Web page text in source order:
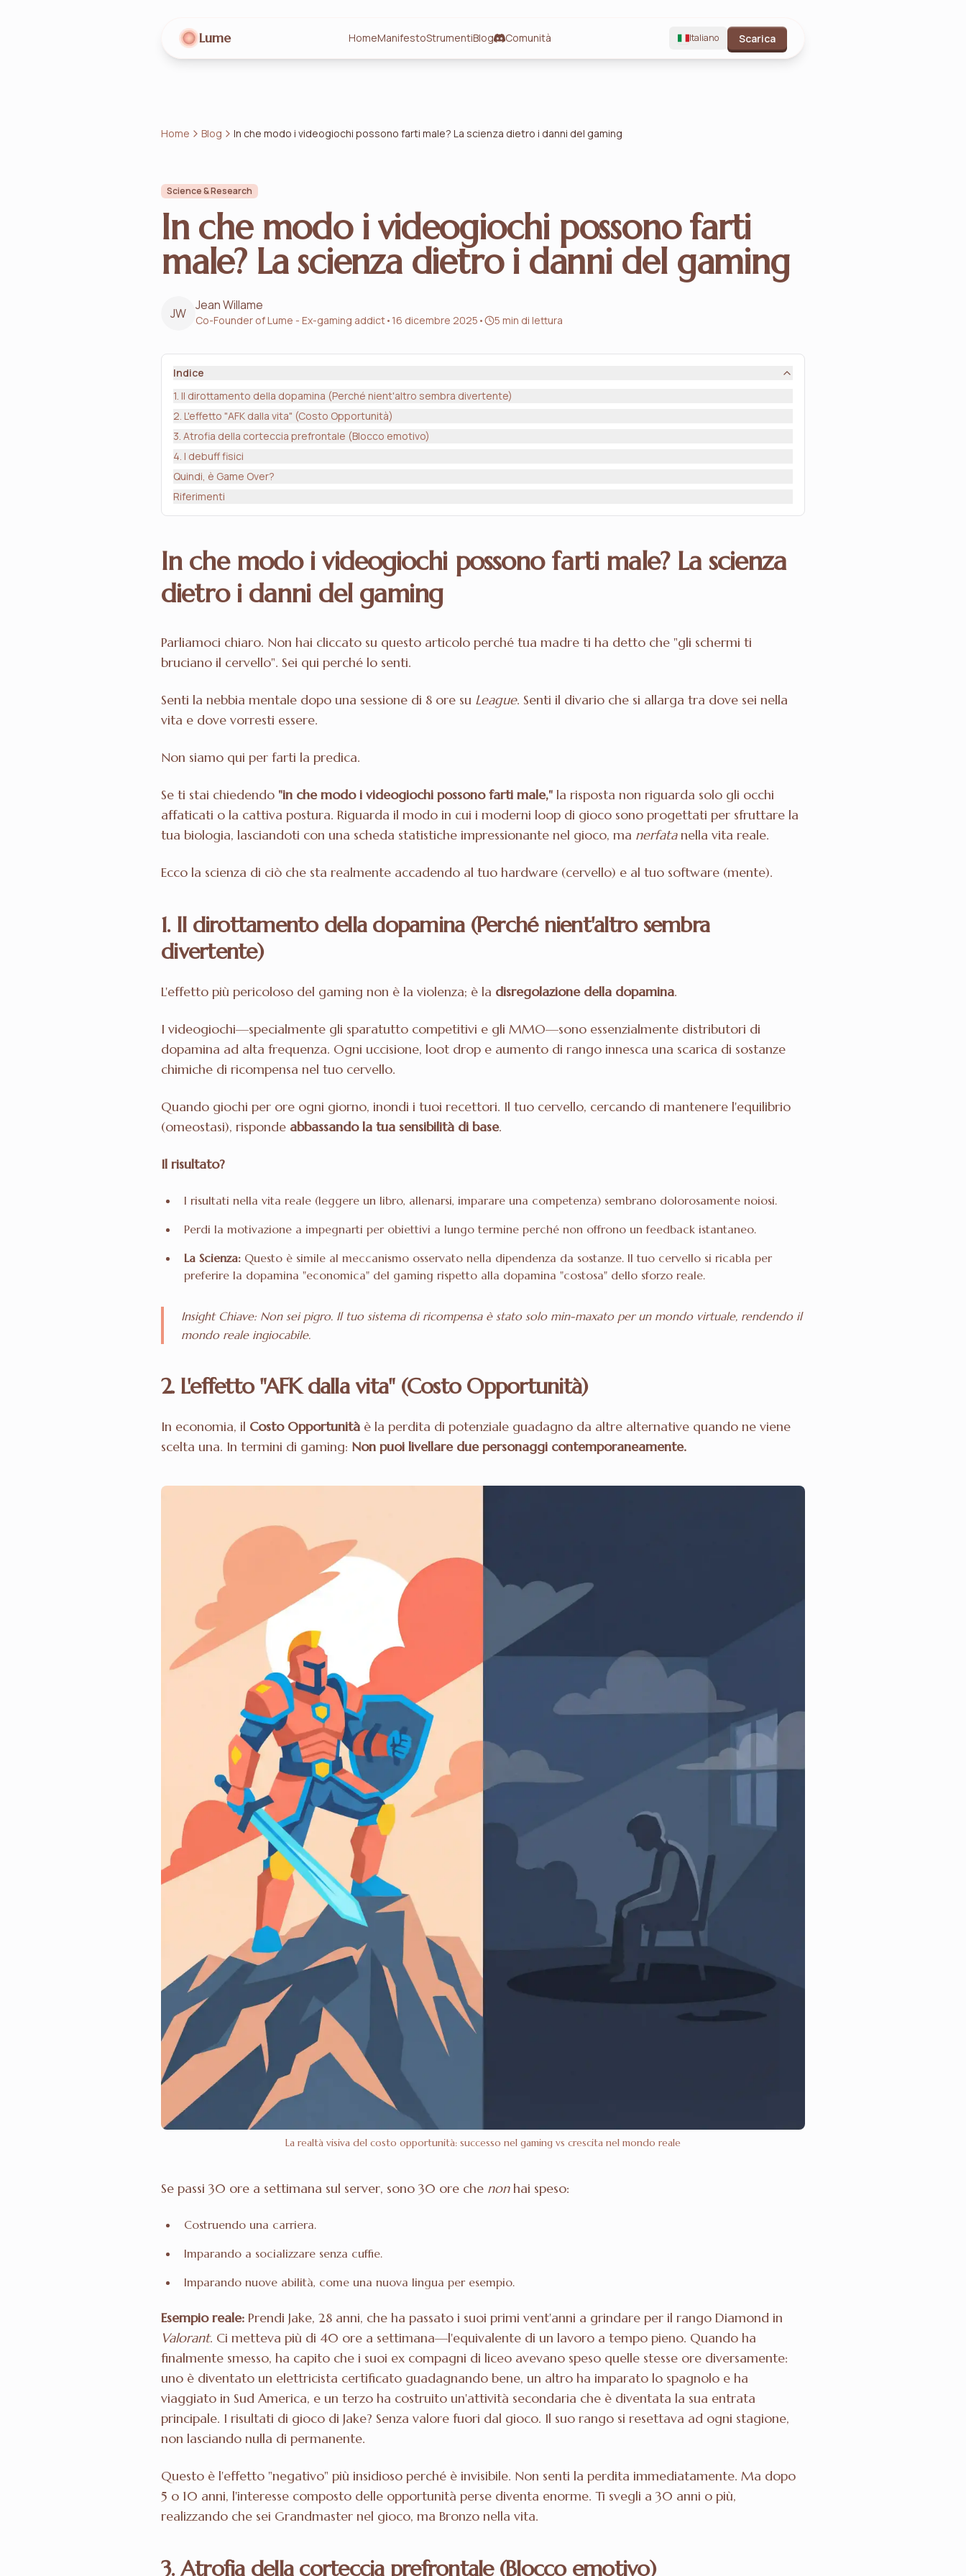
Lume HomeManifestoStrumentiBlog Comunità Italiano Scarica
Home Blog In che modo i videogiochi possono farti male? La scienza dietro i danni del gaming
Science & Research
In che modo i videogiochi possono farti
male? La scienza dietro i danni del gaming
JW
Jean Willame
Co-Founder of Lume - Ex-gaming addict• 16 dicembre 2025 • 5 min di lettura
Indice
1. Il dirottamento della dopamina (Perché nient'altro sembra divertente)
2. L'effetto "AFK dalla vita" (Costo Opportunità)
3. Atrofia della corteccia prefrontale (Blocco emotivo)
4. I debuff fisici
Quindi, è Game Over?
Riferimenti
In che modo i videogiochi possono farti male? La scienza
dietro i danni del gaming
Parliamoci chiaro. Non hai cliccato su questo articolo perché tua madre ti ha detto che "gli schermi ti
bruciano il cervello". Sei qui perché lo senti.
Senti la nebbia mentale dopo una sessione di 8 ore su League. Senti il divario che si allarga tra dove sei nella
vita e dove vorresti essere.
Non siamo qui per farti la predica.
Se ti stai chiedendo "in che modo i videogiochi possono farti male," la risposta non riguarda solo gli occhi
affaticati o la cattiva postura. Riguarda il modo in cui i moderni loop di gioco sono progettati per sfruttare la
tua biologia, lasciandoti con una scheda statistiche impressionante nel gioco, ma nerfatanella vita reale.
Ecco la scienza di ciò che sta realmente accadendo al tuo hardware (cervello) e al tuo software (mente).
1. Il dirottamento della dopamina (Perché nient'altro sembra
divertente)
L'effetto più pericoloso del gaming non è la violenza; è la disregolazione della dopamina.
I videogiochi—specialmente gli sparatutto competitivi e gli MMO—sono essenzialmente distributori di
dopamina ad alta frequenza. Ogni uccisione, loot drop e aumento di rango innesca una scarica di sostanze
chimiche di ricompensa nel tuo cervello.
Quando giochi per ore ogni giorno, inondi i tuoi recettori. Il tuo cervello, cercando di mantenere l'equilibrio
(omeostasi), risponde abbassando la tua sensibilità di base.
Il risultato?
I risultati nella vita reale (leggere un libro, allenarsi, imparare una competenza) sembrano dolorosamente noiosi.
Perdi la motivazione a impegnarti per obiettivi a lungo termine perché non offrono un feedback istantaneo.
La Scienza: Questo è simile al meccanismo osservato nella dipendenza da sostanze. Il tuo cervello si ricabla per
preferire la dopamina "economica" del gaming rispetto alla dopamina "costosa" dello sforzo reale.
Insight Chiave: Non sei pigro. Il tuo sistema di ricompensa è stato solo min-maxatoper un mondo virtuale, rendendo il
mondo reale ingiocabile.
2. L'effetto "AFK dalla vita" (Costo Opportunità)
In economia, il Costo Opportunità è la perdita di potenziale guadagno da altre alternative quando ne viene
scelta una. In termini di gaming: Non puoi livellare due personaggi contemporaneamente.
La realtà visiva del costo opportunità: successo nel gaming vs crescita nel mondo reale
Se passi 30 ore a settimana sul server, sono 30 ore che nonhai speso:
Costruendo una carriera.
Imparando a socializzare senza cuffie.
Imparando nuove abilità, come una nuova lingua per esempio.
Esempio reale: Prendi Jake, 28 anni, che ha passato i suoi primi vent'anni a grindare per il rango Diamond in
Valorant. Ci metteva più di 40 ore a settimana—l'equivalente di un lavoro a tempo pieno. Quando ha
finalmente smesso, ha capito che i suoi ex compagni di liceo avevano speso quelle stesse ore diversamente:
uno è diventato un elettricista certificato guadagnando bene, un altro ha imparato lo spagnolo e ha
viaggiato in Sud America, e un terzo ha costruito un'attività secondaria che è diventata la sua entrata
principale. I risultati di gioco di Jake? Senza valore fuori dal gioco. Il suo rango si resettava ad ogni stagione,
non lasciando nulla di permanente.
Questo è l'effetto "negativo" più insidioso perché è invisibile. Non senti la perdita immediatamente. Ma dopo
5 o 10 anni, l'interesse composto delle opportunità perse diventa enorme. Ti svegli a 30 anni o più,
realizzando che sei Grandmaster nel gioco, ma Bronzo nella vita.
3. Atrofia della corteccia prefrontale (Blocco emotivo)